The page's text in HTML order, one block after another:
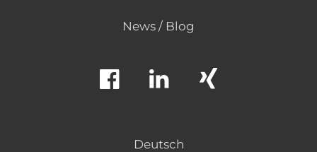
News / Blog
Deutsch